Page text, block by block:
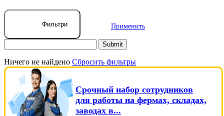
Фильтри Применить
Ничего не найдено Сбросить фильтры
Срочный набор сотрудников
для работы на фермах, складах,
заводах в...